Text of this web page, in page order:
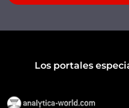
Los portales